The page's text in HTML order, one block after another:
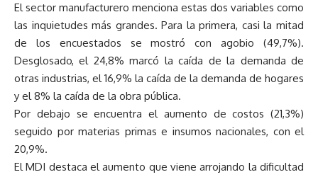
El sector manufacturero menciona estas dos variables como
las inquietudes más grandes. Para la primera, casi la mitad
de los encuestados se mostró con agobio (49,7%).
Desglosado, el 24,8% marcó la caída de la demanda de
otras industrias, el 16,9% la caída de la demanda de hogares
y el 8% la caída de la obra pública.
Por debajo se encuentra el aumento de costos (21,3%)
seguido por materias primas e insumos nacionales, con el
20,9%.
El MDI destaca el aumento que viene arrojando la dificultad